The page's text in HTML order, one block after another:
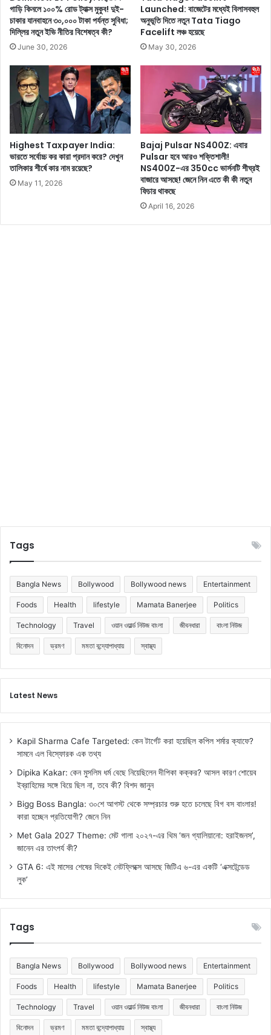
লি
তে
যা
ন
স
কি
ছু
স
স্তা
য়
ন
গাড়ি কিনলে ১০০% রোড ট্যাক্স মুকুব! দুই-
চাকার যানবাহনে ৩০,০০০ টাকা পর্যন্ত সুবিধা;
দিল্লির নতুন ইভি নীতির বিশেষত্ব কী?
June 30, 2026
Launched: বাজেটের মধ্যেই বিলাসবহুল
অনুভূতি দিতে নতুন Tata Tiago
Facelift লঞ্চ হয়েছে
May 30, 2026
Highest Taxpayer India:
ভারতে সর্বোচ্চ কর কারা প্রদান করে? দেখুন
তালিকার শীর্ষে কার নাম রয়েছে?
May 11, 2026
Bajaj Pulsar NS400Z: এবার
Pulsar হবে আরও শক্তিশালী!
NS400Z-এর 350cc ভার্সনটি শীঘ্রই
বাজারে আসছে! জেনে নিন এতে কী কী নতুন
ফিচার থাকছে
April 16, 2026
Tags
Bangla News Bollywood Bollywood news Entertainment
Foods Health lifestyle Mamata Banerjee Politics
Technology Travel ওয়ান ওয়ার্ল্ড নিউজ বাংলা জীবনধারা বাংলা নিউজ
বিনোদন ভ্রমণ মমতা বন্দ্যোপাধ্যায় স্বাস্থ্য
Latest News
Kapil Sharma Cafe Targeted: কেন টার্গেট করা হয়েছিল কপিল শর্মার ক্যাফে?
সামনে এল বিস্ফোরক এক তথ্য
Dipika Kakar: কেন মুসলিম ধর্ম বেছে নিয়েছিলেন দীপিকা কক্কর? আসল কারণ শোয়েব
ইব্রাহিমের সঙ্গে বিয়ে ছিল না, তবে কী? বিশদ জানুন
Bigg Boss Bangla: ৩০শে আগস্ট থেকে সম্প্রচার শুরু হতে চলেছে বিগ বস বাংলার!
কারা হচ্ছেন প্রতিযোগী? জেনে নিন
Met Gala 2027 Theme: মেট গালা ২০২৭-এর থিম ‘জন গ্যালিয়ানো: হরাইজনস’,
জানেন এর তাৎপর্য কী?
GTA 6: এই মাসের শেষের দিকেই নেটফ্লিক্সে আসছে জিটিএ ৬-এর একটি ‘এক্সটেন্ডেড
লুক’
Tags
Bangla News Bollywood Bollywood news Entertainment
Foods Health lifestyle Mamata Banerjee Politics
Technology Travel ওয়ান ওয়ার্ল্ড নিউজ বাংলা জীবনধারা বাংলা নিউজ
বিনোদন ভ্রমণ মমতা বন্দ্যোপাধ্যায় স্বাস্থ্য